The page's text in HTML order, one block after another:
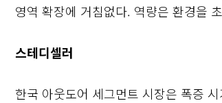
영역 확장에 거침없다. 역량은 환경을
스테디셀러
한국 아웃도어 세그먼트 시장은 폭증닫기